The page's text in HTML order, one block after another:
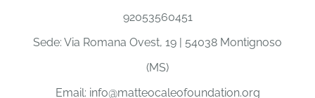
92053560451
Sede: Via Romana Ovest, 19 | 54038 Montignoso
(MS)
Email: info@matteocaleofoundation.org